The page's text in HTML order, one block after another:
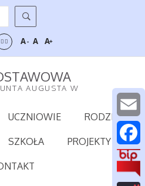
A- A A+
AUGUSTA W
UCZNIOWIE RODZICE
SZKOŁA PROJEKTY
E
m
a
F
a